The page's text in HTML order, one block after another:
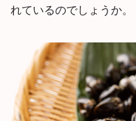
れているのでしょうか。